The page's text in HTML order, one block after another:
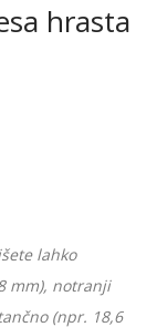
hrasta
lahko
mm), notranji
(npr. 18,6